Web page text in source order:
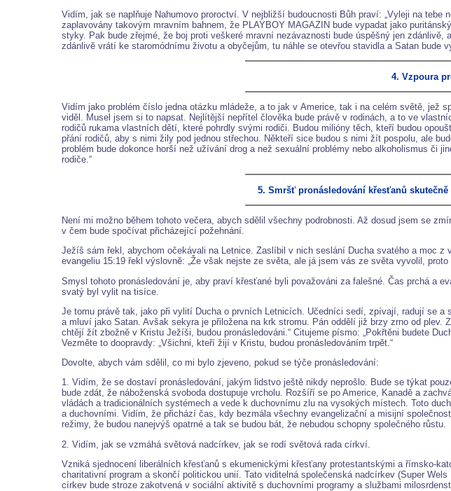
Vidím, jak se naplňuje Nahumovo proroctví. V nejbližší budoucnosti Bůh praví: „Vyleji na
zaplavovány takovým mravním bahnem, že PLAYBOY MAGAZIN bude vypadat jako
styky. Pak bude zřejmé, že boj proti veškeré mravní nezávaznosti bude úspěšný jen
zdánlivě vrátí ke staromódnímu životu a obyčejům, tu náhle se otevřou stavidla a Satan bude
4. Vzpoura
Vidím jako problém číslo jedna otázku mládeže, a to jak v Americe, tak i na celém světě,
viděl. Musel jsem si to napsat. Nejlítější nepřítel člověka bude právě v rodinách, a to ve
rodičů rukama vlastních dětí, které pohrdly svými rodiči. Budou milióny těch, kteří budou
přání rodičů, aby s nimi žily pod jednou střechou. Někteří sice budou s nimi žít pospolu, ale
problém bude dokonce horší než užívání drog a než sexuální problémy nebo alkoholismus či
rodiče.“
5. Smršť pronásledování křesťanů
Není mi možno během tohoto večera, abych sdělil všechny podrobnosti. Až dosud jsem se
v čem bude spočívat přicházející požehnání.
Ježíš sám řekl, abychom očekávali na Letnice. Zaslíbil v nich seslání Ducha svatého a moc
evangeliu 15:19 řekl výslovně: „Že však nejste ze světa, ale já jsem vás ze světa vyvolil, proto
Smysl tohoto pronásledování je, aby praví křesťané byli považováni za falešné. Čas prchá a
svatý byl vylit na tisíce.
Je tomu právě tak, jako při vylití Ducha o prvních Letnicích. Učedníci sedí, zpívají, radují se
a mluví jako Satan. Avšak sekyra je přiložena na krk stromu. Pán oddělí již brzy zrno od
chtějí žít zbožně v Kristu Ježíši, budou pronásledováni.“ Citujeme písmo: „Pokřtěni budete
Vezměte to doopravdy: „Všichni, kteří žijí v Kristu, budou pronásledováním trpět.“
Dovolte, abych vám sdělil, co mi bylo zjeveno, pokud se týče pronásledování:
1. Vidím, že se dostaví pronásledování, jakým lidstvo ještě nikdy neprošlo. Bude se týkat
bude zdát, že náboženská svoboda dostupuje vrcholu. Rozšíří se po Americe, Kanadě a
vládách a tradicionálních systémech a vede k duchovnímu zlu na vysokých místech. Toto
a duchovními. Vidím, že přichází čas, kdy bezmála všechny evangelizační a misijní
režimy, že budou nanejvýš opatrné a tak se budou bát, že nebudou schopny společného růstu.
2. Vidím, jak se vzmáhá světová nadcírkev, jak se rodí světová rada církví.
Vzniká sjednocení liberálních křesťanů s ekumenickými křesťany protestantskými a římsko-
charitativní program a skončí politickou unií. Tato viditelná společenská nadcírkev (Super
církev bude stroze zakotvená v sociální aktivitě s duchovními programy a službami